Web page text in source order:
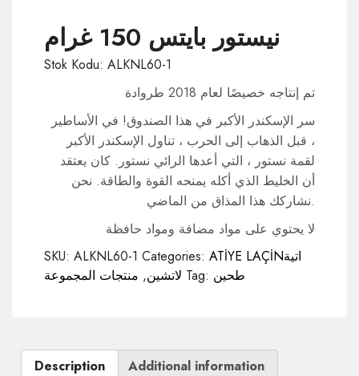
نيستور بايتس 150 غرام
Stok Kodu: ALKNL60-1
تم إنتاجه خصيصًا لعام 2018 طروادة
سر الإسكندر الأكبر في هذا الصندوق! في الأساطير
، قبل الذهاب إلى الحرب ، تناول الإسكندر الأكبر
لقمة نستور ، التي أعدها الرائي نستور. كان يعتقد
أن الخليط الذي أكله يمنحه القوة والطاقة. نحن
نشاركك هذا المذاق من الماضي.
لا يحتوي على مواد مضافة ومواد حافظة
SKU: ALKNL60-1 Categories: ATİYE LAÇİNاتية
لاتشين, منتجات المجموعة Tag: طحين
Description Additional information